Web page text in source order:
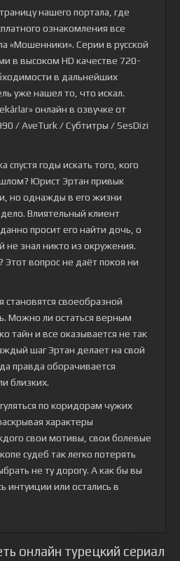
нашего портала, где
ознакомления все
«Мошенники». Серии в русской
в высоком HD качестве 720-
в дальнейших
уже нашел то, что искал.
онлайн в озвучке от
/ AveTurk / Субтитры / SesDizi
спустя годы искать того, кого
Юрист Эртан привык
но однажды в его жизни
Влиятельный клиент
просит его найти дочь, о
не знал никто из окружения.
вопрос не даёт покоя ни
становятся своеобразной
Можно ли остаться верным
тайн и все оказывается не так
шаг Эртан делает на свой
правда оборачивается
близких.
по коридорам чужих
характеры
свои мотивы, свои болевые
судеб так легко потерять
не ту дорогу. А как бы вы
интуиции или остались в
онлайн турецкий сериал